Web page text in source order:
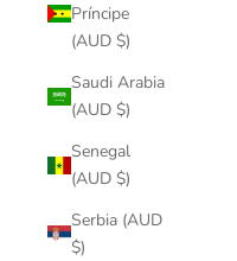
Príncipe
(AUD $)
Saudi Arabia
(AUD $)
Senegal
(AUD $)
Serbia (AUD
$)